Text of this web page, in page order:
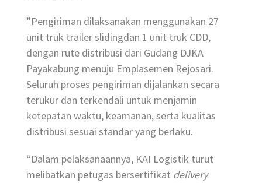
”Pengiriman dilaksanakan menggunakan 27
unit truk trailer slidingdan 1 unit truk CDD,
dengan rute distribusi dari Gudang DJKA
Payakabung menuju Emplasemen Rejosari.
Seluruh proses pengiriman dijalankan secara
terukur dan terkendali untuk menjamin
ketepatan waktu, keamanan, serta kualitas
distribusi sesuai standar yang berlaku.
“Dalam pelaksanaannya, KAI Logistik turut
melibatkan petugas bersertifikat delivery